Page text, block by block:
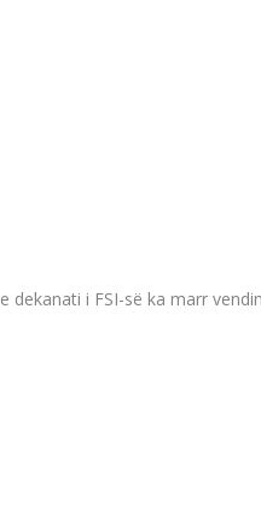
i FSI-së ka marr